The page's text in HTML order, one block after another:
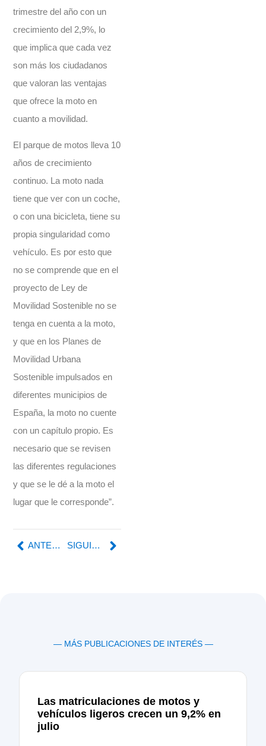
trimestre del año con un
crecimiento del 2,9%, lo
que implica que cada vez
son más los ciudadanos
que valoran las ventajas
que ofrece la moto en
cuanto a movilidad.
El parque de motos lleva 10
años de crecimiento
continuo. La moto nada
tiene que ver con un coche,
o con una bicicleta, tiene su
propia singularidad como
vehículo. Es por esto que
no se comprende que en el
proyecto de Ley de
Movilidad Sostenible no se
tenga en cuenta a la moto,
y que en los Planes de
Movilidad Urbana
Sostenible impulsados en
diferentes municipios de
España, la moto no cuente
con un capítulo propio. Es
necesario que se revisen
las diferentes regulaciones
y que se le dé a la moto el
lugar que le corresponde”.
ANTERIOR SIGUIENTE
— MÁS PUBLICACIONES DE INTERÉS —
Las matriculaciones de motos y
vehículos ligeros crecen un 9,2% en
julio